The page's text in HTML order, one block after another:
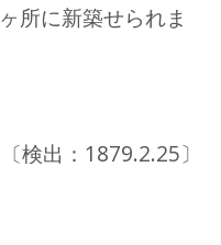
所に新築せられま
〔検出：1879.2.25〕